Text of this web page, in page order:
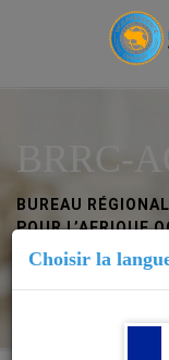
BRRC-
BUREAU
POUR L’AFRIQUE
Abidjan (Côte d’Ivoire)
Choisir la